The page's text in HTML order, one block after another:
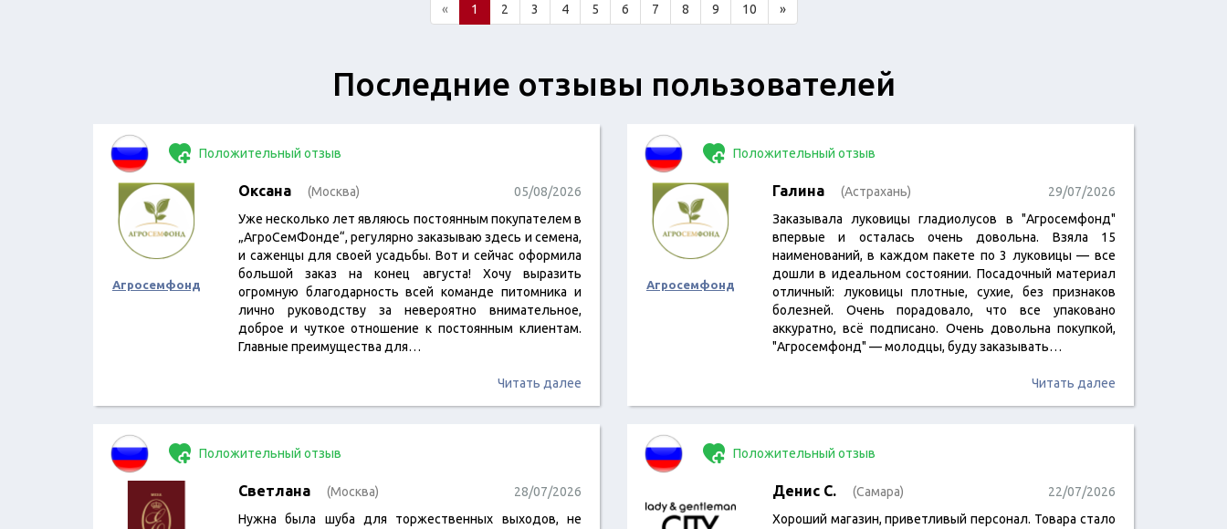
« 1 2 3 4 5 6 7 8 9 10 »
Последние отзывы пользователей
Положительный отзыв
Агросемфонд
Оксана (Москва)
05/08/2026
Уже несколько лет являюсь постоянным покупателем в
„АгроСемФонде“, регулярно заказываю здесь и семена,
и саженцы для своей усадьбы. Вот и сейчас оформила
большой заказ на конец августа! Хочу выразить
огромную благодарность всей команде питомника и
лично руководству за невероятно внимательное,
доброе и чуткое отношение к постоянным клиентам.
Главные преимущества для…
Читать далее
Положительный отзыв
Агросемфонд
Галина (Астрахань)
29/07/2026
Заказывала луковицы гладиолусов в "Агросемфонд"
впервые и осталась очень довольна. Взяла 15
наименований, в каждом пакете по 3 луковицы — все
дошли в идеальном состоянии. Посадочный материал
отличный: луковицы плотные, сухие, без признаков
болезней. Очень порадовало, что все упаковано
аккуратно, всё подписано. Очень довольна покупкой,
"Агросемфонд" — молодцы, буду заказывать…
Читать далее
Положительный отзыв
Светлана (Москва)
28/07/2026
Нужна была шуба для торжественных выходов, не
Положительный отзыв
Денис С. (Самара)
22/07/2026
Хороший магазин, приветливый персонал. Товара стало